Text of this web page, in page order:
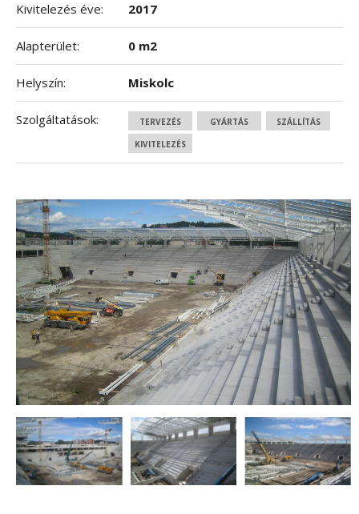
Kivitelezés éve: 2017
Alapterület: 0 m2
Helyszín: Miskolc
Szolgáltatások: TERVEZÉS GYÁRTÁS
SZÁLLÍTÁS
KIVITELEZÉS